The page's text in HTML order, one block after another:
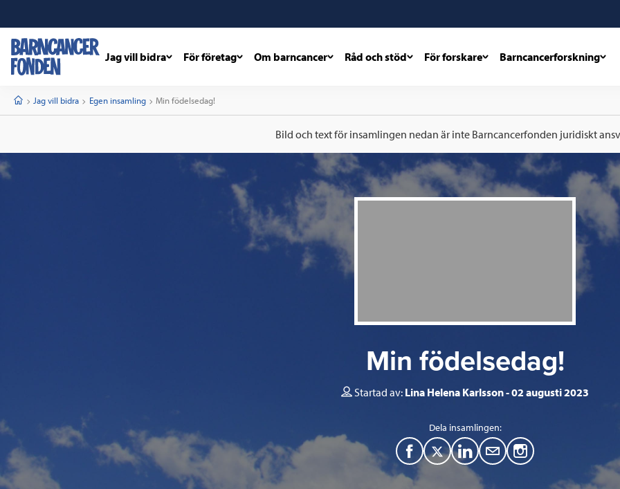
Jag vill bidra För företag Om barncancer Råd och stöd För forskare Barncancerforskning
StartJag vill bidra Egen insamling Current:
Min födelsedag!
Bild och text för insamlingen nedan är inte Barncancerfonden juridiskt
Min födelsedag!
Startad av: Lina Helena Karlsson 02 augusti 2023
Dela insamlingen:
F
a
T
L
i
M